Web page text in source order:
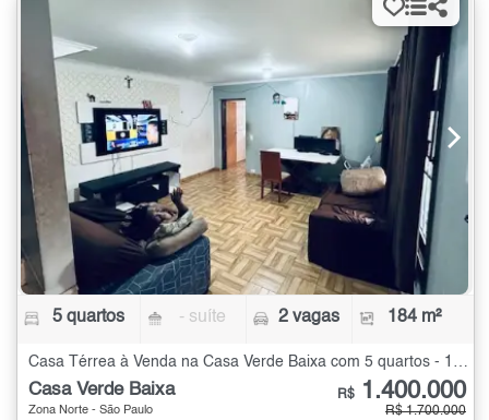
5 quartos - suíte 2 vagas 184 m²
Casa Térrea à Venda na Casa Verde Baixa com 5 quartos - 184 m²
Casa Verde Baixa
Zona Norte - São Paulo
R$ 1.400.000
R$ 1.700.000